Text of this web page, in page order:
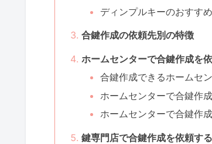
ディンプルキーのおすす
合鍵作成の依頼先別の特徴
ホームセンターで合鍵作成を
合鍵作成できるホームセ
ホームセンターで合鍵作
ホームセンターで合鍵作
鍵専門店で合鍵作成を依頼する